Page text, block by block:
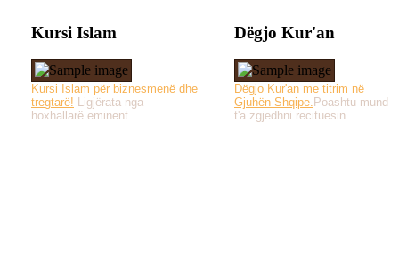
Kursi Islam
Kursi Islam për biznesmenë dhe
tregtarë! Ligjërata nga
hoxhallarë eminent.
Dëgjo Kur'an
Dëgjo Kur'an me titrim në
Gjuhën Shqipe. Poashtu mund
t'a zgjedhni recituesin.